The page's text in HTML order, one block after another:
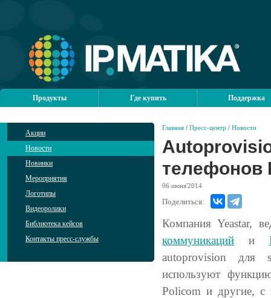
Продукты Где купить Поддержка
Акции
Новости
Новинки
Мероприятия
Логотипы
Видеоролики
Библиотека кейсов
Контакты пресс-службы
Главная / Пресс-центр / Новости
телефонов
06 июня'2014
Поделиться:
Компания Yeastar,
коммуникаций и
autoprovision для
используют
Policom и другие, с